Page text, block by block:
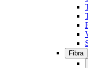
Fibra